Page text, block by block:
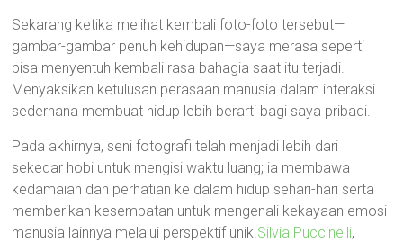
Sekarang ketika melihat kembali foto-foto tersebut—
gambar-gambar penuh kehidupan—saya merasa seperti
bisa menyentuh kembali rasa bahagia saat itu terjadi.
Menyaksikan ketulusan perasaan manusia dalam interaksi
sederhana membuat hidup lebih berarti bagi saya pribadi.
Pada akhirnya, seni fotografi telah menjadi lebih dari
sekedar hobi untuk mengisi waktu luang; ia membawa
kedamaian dan perhatian ke dalam hidup sehari-hari serta
memberikan kesempatan untuk mengenali kekayaan emosi
manusia lainnya melalui perspektif unik.Silvia Puccinelli,